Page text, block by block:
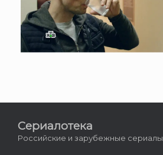
Сериалотека
Российские и зарубежные сериалы